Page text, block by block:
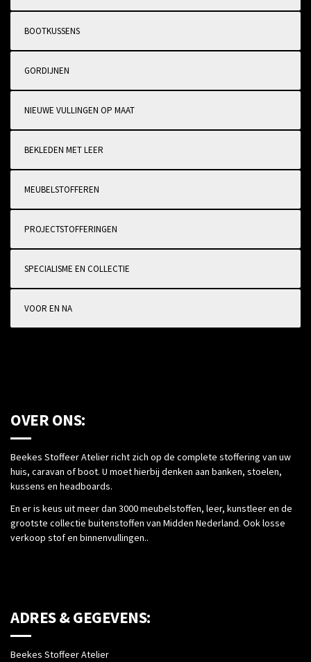
BOOTKUSSENS
GORDIJNEN
NIEUWE VULLINGEN OP MAAT
BEKLEDEN MET LEER
MEUBELSTOFFEREN
PROJECTSTOFFERINGEN
SPECIALISME EN COLLECTIE
VOOR EN NA
OVER ONS:
Beekes Stoffeer Atelier richt zich op de complete stoffering van uw
huis, caravan of boot. U moet hierbij denken aan banken, stoelen,
kussens en headboards.
En er is keus uit meer dan 3000 meubelstoffen, leer, kunstleer en de
grootste collectie buitenstoffen van Midden Nederland. Ook losse
verkoop stof en binnenvullingen..
ADRES & GEGEVENS:
Beekes Stoffeer Atelier